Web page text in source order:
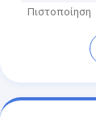
Πιστοποίηση